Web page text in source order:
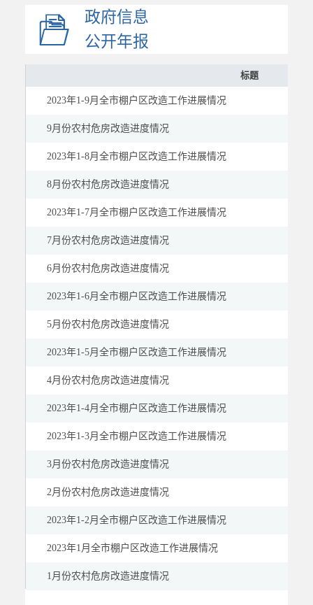
应急管理
国资国企
建议提案
公示公告
政府信息
公开年报
标题
2023年1-9月全市棚户区改造工作进展情况
9月份农村危房改造进度情况
2023年1-8月全市棚户区改造工作进展情况
8月份农村危房改造进度情况
2023年1-7月全市棚户区改造工作进展情况
7月份农村危房改造进度情况
6月份农村危房改造进度情况
2023年1-6月全市棚户区改造工作进展情况
5月份农村危房改造进度情况
2023年1-5月全市棚户区改造工作进展情况
4月份农村危房改造进度情况
2023年1-4月全市棚户区改造工作进展情况
2023年1-3月全市棚户区改造工作进展情况
3月份农村危房改造进度情况
2月份农村危房改造进度情况
2023年1-2月全市棚户区改造工作进展情况
2023年1月全市棚户区改造工作进展情况
1月份农村危房改造进度情况